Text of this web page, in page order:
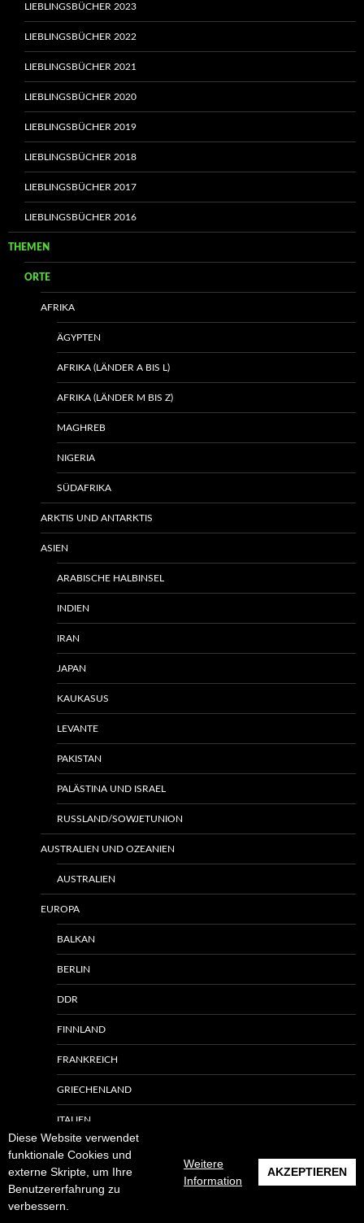
Diese Website verwendet
funktionale Cookies und
externe Skripte, um Ihre
Benutzererfahrung zu
verbessern.
Weitere
Information
AKZEPTIEREN
LIEBLINGSBÜCHER 2023
LIEBLINGSBÜCHER 2022
LIEBLINGSBÜCHER 2021
LIEBLINGSBÜCHER 2020
LIEBLINGSBÜCHER 2019
LIEBLINGSBÜCHER 2018
LIEBLINGSBÜCHER 2017
LIEBLINGSBÜCHER 2016
THEMEN
ORTE
AFRIKA
ÄGYPTEN
AFRIKA (LÄNDER A BIS L)
AFRIKA (LÄNDER M BIS Z)
MAGHREB
NIGERIA
SÜDAFRIKA
ARKTIS UND ANTARKTIS
ASIEN
ARABISCHE HALBINSEL
INDIEN
IRAN
JAPAN
KAUKASUS
LEVANTE
PAKISTAN
PALÄSTINA UND ISRAEL
RUSSLAND/SOWJETUNION
AUSTRALIEN UND OZEANIEN
AUSTRALIEN
EUROPA
BALKAN
BERLIN
DDR
FINNLAND
FRANKREICH
GRIECHENLAND
ITALIEN
KAUKASUS
ÖSTERREICH
PORTUGAL